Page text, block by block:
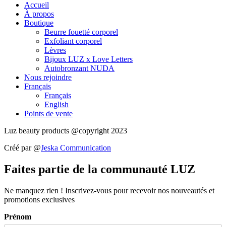
Accueil
À propos
Boutique
Beurre fouetté corporel
Exfoliant corporel
Lèvres
Bijoux LUZ x Love Letters
Autobronzant NUDA
Nous rejoindre
Français
Français
English
Points de vente
Luz beauty products @copyright 2023
Créé par @Jeska Communication
Faites partie de la communauté LUZ
Ne manquez rien ! Inscrivez-vous pour recevoir nos nouveautés et
promotions exclusives
Prénom